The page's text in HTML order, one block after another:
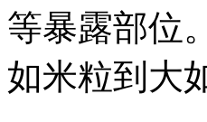
等暴露部位
如米粒到大